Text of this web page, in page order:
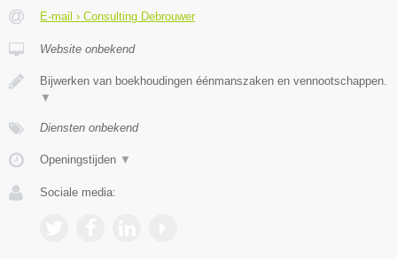
E-mail › Consulting Debrouwer
Website onbekend
Bijwerken van boekhoudingen éénmanszaken en vennootschappen.
▼
Diensten onbekend
Openingstijden ▼
Sociale media: